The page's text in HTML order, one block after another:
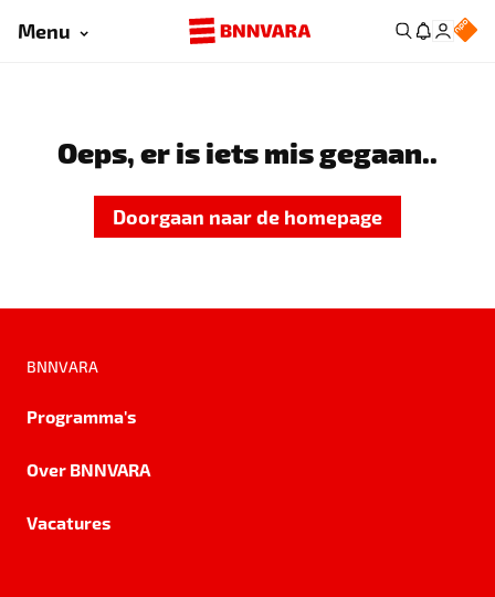
Menu
Oeps, er is iets mis gegaan..
Doorgaan naar de homepage
BNNVARA
Programma's
Over BNNVARA
Vacatures